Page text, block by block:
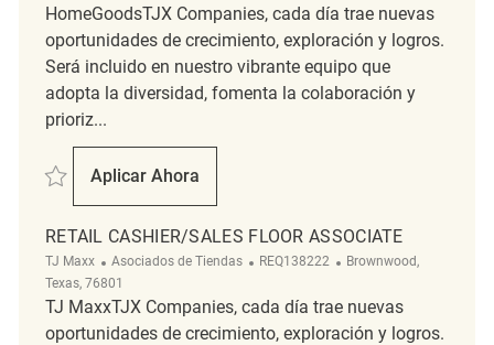
HomeGoodsTJX Companies, cada día trae nuevas
oportunidades de crecimiento, exploración y logros.
Será incluido en nuestro vibrante equipo que
adopta la diversidad, fomenta la colaboración y
prioriz...
Salvar Sales Floor Associate REQ122406
Aplicar Ahora
Sales Floor Associate
RETAIL CASHIER/SALES FLOOR ASSOCIATE
TJ Maxx Categoría
Asociados de Tiendas ReqId
REQ138222 Ubicación
Brownwood,
Texas, 76801
TJ MaxxTJX Companies, cada día trae nuevas
oportunidades de crecimiento, exploración y logros.